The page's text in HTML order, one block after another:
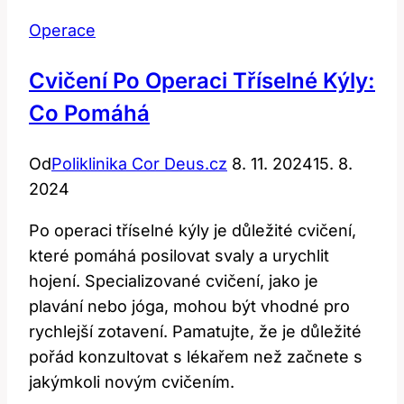
Operace
Cvičení Po Operaci Tříselné Kýly:
Co Pomáhá
OdPoliklinika Cor Deus.cz 8. 11. 202415. 8.
2024
Po operaci tříselné kýly je důležité cvičení,
které pomáhá posilovat svaly a urychlit
hojení. Specializované cvičení, jako je
plavání nebo jóga, mohou být vhodné pro
rychlejší zotavení. Pamatujte, že je důležité
pořád konzultovat s lékařem než začnete s
jakýmkoli novým cvičením.